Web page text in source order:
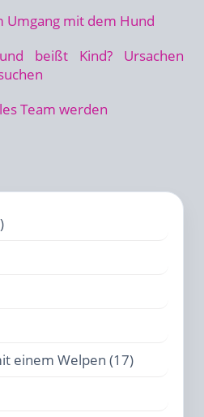
Umgang mit dem Hund
beißt Kind? Ursachen
Team werden
einem Welpen (17)